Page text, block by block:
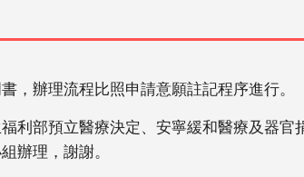
，辦理流程比照申請意願註記程序進行。
利部預立醫療決定、安寧緩和醫療及器
辦理，謝謝。